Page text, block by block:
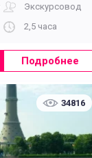
Экскурсовод
2,5 часа
Подробнее
34816